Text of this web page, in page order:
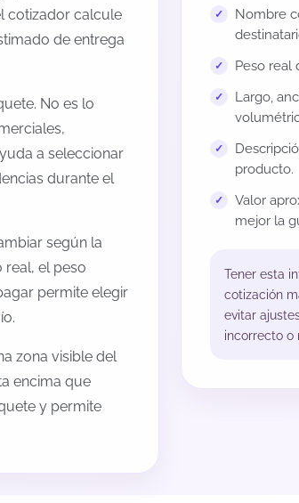
cotizador calcule
de entrega
No es lo
a seleccionar
durante el
según la
real, el peso
permite elegir
zona visible del
encima que
y permite
Nombre
Peso real
Largo,
producto.
Valor
mejor la
Tener esta
cotización
evitar
incorrecto o